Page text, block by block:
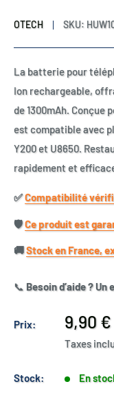
OTECH SKU:
La batterie pour
Ion rechargeable,
de 1300mAh. Conçue
est compatible avec
Y200 et U8650.
rapidement et
✅​Compatibilité
🛡️​Ce produit est
🚚​Stock en France,
📞 Besoin d’aide ?
Prix:
Prix
réduit
9,90 €
Taxes
Stock: En